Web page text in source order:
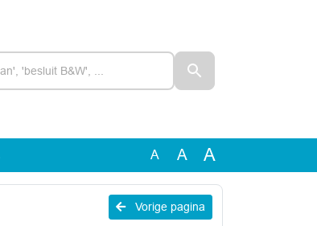
A A A
Vorige pagina